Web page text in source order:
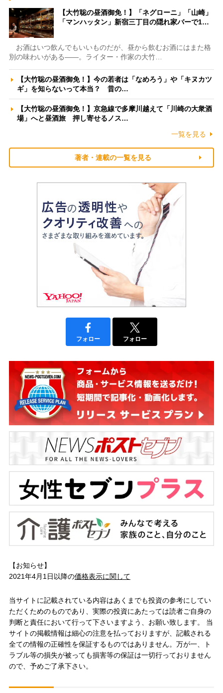
【大竹聡の昼酒御免！】「ネグローニ」「山崎」
「マンハッタン」新宿三丁目の隠れ家バーで1…
お酒はいつ飲んでもいいものだが、昼から飲むお酒にはまた格
別の味わいがある――。ライター・作家の大竹…
【大竹聡の昼酒御免！】今の若者は「なめろう」や「キヌカツ
ギ」を知らないって本当？ 昔の…
【大竹聡の昼酒御免！】京急線で多摩川越えて「川崎の大衆酒
場」へと昼酒旅 押し寄せるノス…
一覧を見る
著者・連載の一覧を見る
フォロー フォロー
【お知らせ】
2021年4月1日以降の価格表示に関して
当サイトに記載されている内容はあくまでも投資の参考にしてい
ただくためのものであり、実際の投資にあたっては読者ご自身の
判断と責任において行って下さいますよう、お願い致します。 当
サイトの掲載情報は細心の注意を払っておりますが、記載される
全ての情報の正確性を保証するものではありません。万が一、ト
ラブル等の損失が被っても損害等の保証は一切行っておりません
ので、予めご了承下さい。